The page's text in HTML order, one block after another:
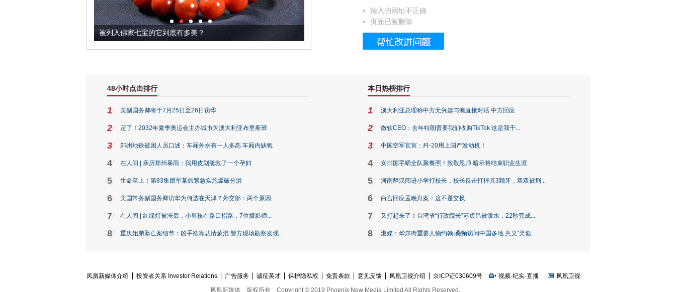
被列入佛家七宝的它到底有多美？ 这个3.2米的长卷，还原了600岁的紫禁城
输入的网址不正确
页面已被删除
48小时点击排行
1 美副国务卿将于7月25日至26日访华
2 定了！2032年夏季奥运会主办城市为澳大利亚布里斯班
3 郑州地铁被困人员口述：车厢外水有一人多高 车厢内缺氧
4 在人间 | 亲历郑州暴雨：我用皮划艇救了一个孕妇
5 生命至上！第83集团军某旅紧急实施爆破分洪
6 美国常务副国务卿访华为何选在天津？外交部：两个原因
7 在人间 | 红绿灯被淹后，小男孩在路口指路，7位摄影师...
8 重庆姐弟坠亡案细节：凶手欲靠悲情蒙混 警方现场勘察发现...
本日热榜排行
1 澳大利亚总理称中方无兴趣与澳直接对话 中方回应
2 微软CEO：去年特朗普要我们收购TikTok 这是我干...
3 中国空军官宣：歼-20用上国产发动机！
4 女排国手晒全队聚餐照！致敬恩师 暗示将结束职业生涯
5 河南醉汉闯进小学打校长，校长反击打掉其3颗牙，双双被刑...
6 白宫回应孟晚舟案：这不是交换
7 又打起来了！台湾省“行政院长”苏贞昌被泼水，22秒完成...
8 港媒：华尔街重要人物约翰·桑顿访问中国多地 意义“类似...
凤凰新媒体介绍 投资者关系 Investor Relations 广告服务 诚征英才 保护隐私权 免责条款 意见反馈 凤凰卫视介绍 京ICP证030609号 视频·纪实·直播
凤凰卫视
凤凰新媒体
版权所有 Copyright © 2019 Phoenix New Media Limited All Rights Reserved.